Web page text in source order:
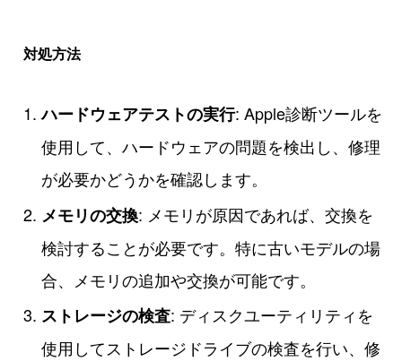
対処方法
ハードウェアテストの実行: Apple診断ツールを
使用して、ハードウェアの問題を検出し、修理
が必要かどうかを確認します。
メモリの交換: メモリが原因であれば、交換を
検討することが必要です。特に古いモデルの場
合、メモリの追加や交換が可能です。
ストレージの検査: ディスクユーティリティを
使用してストレージドライブの検査を行い、修